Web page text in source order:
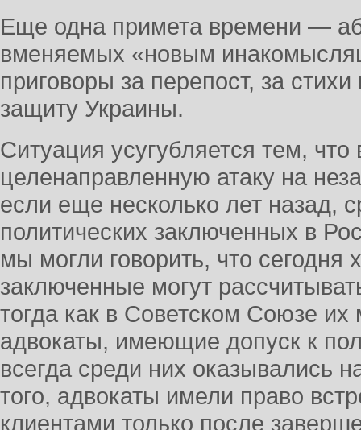
Еще одна примета времени —
вменяемых «новым
приговоры за перепост, за
защиту Украины.
Ситуация усугубляется тем, что
целенаправленную атаку на
если еще несколько лет назад,
политических заключенных в
мы могли говорить, что сегодня
заключенные могут
тогда как в Советском Союзе
адвокаты, имеющие допуск к
всегда среди них оказывались
того, адвокаты имели право
клиентами только после